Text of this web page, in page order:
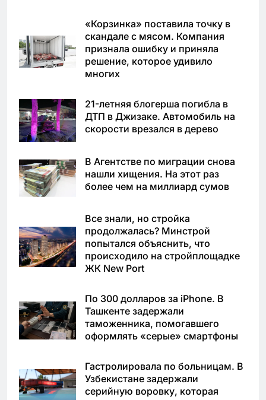
«Корзинка» поставила точку в
скандале с мясом. Компания
признала ошибку и приняла
решение, которое удивило
многих
21-летняя блогерша погибла в
ДТП в Джизаке. Автомобиль на
скорости врезался в дерево
В Агентстве по миграции снова
нашли хищения. На этот раз
более чем на миллиард сумов
Все знали, но стройка
продолжалась? Минстрой
попытался объяснить, что
происходило на стройплощадке
ЖК New Port
По 300 долларов за iPhone. В
Ташкенте задержали
таможенника, помогавшего
оформлять «серые» смартфоны
Гастролировала по больницам. В
Узбекистане задержали
серийную воровку, которая